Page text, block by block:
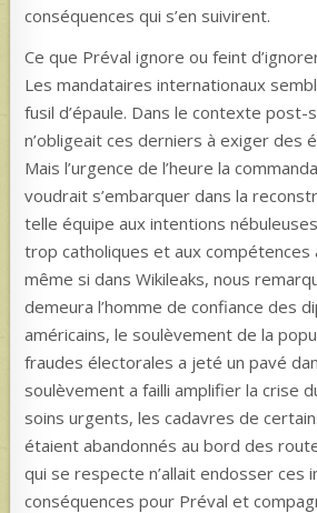
conséquences qui s’en suivirent.
Ce que Préval ignore ou feint
Les mandataires internationaux
fusil d’épaule. Dans le contexte post-
n’obligeait ces derniers à exiger des
Mais l’urgence de l’heure la
voudrait s’embarquer dans la
telle équipe aux intentions
trop catholiques et aux compétences
même si dans Wikileaks, nous
demeura l’homme de confiance des
américains, le soulèvement de la
fraudes électorales a jeté un pavé
soulèvement a failli amplifier la crise
soins urgents, les cadavres de
étaient abandonnés au bord des
qui se respecte n’allait endosser ces
conséquences pour Préval et